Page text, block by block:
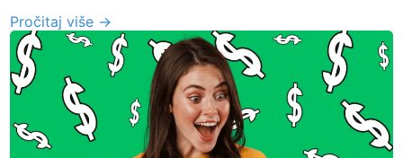
Pročitaj više →